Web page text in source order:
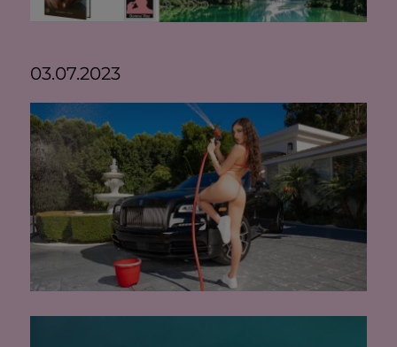
03.07.2023